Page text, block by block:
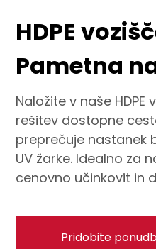
HDPE
Pametna
Naložite v naše
rešitev dostopne
preprečuje nastanek
UV žarke. Idealno za
cenovno učinkovit in
Pridobite